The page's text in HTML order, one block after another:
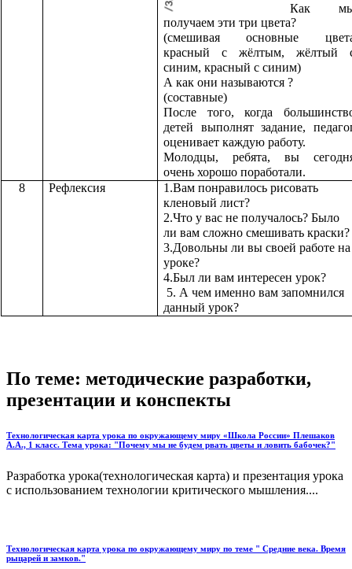
Как
получаем эти три цвета?
(смешивая основные
красный с жёлтым, жёлтый
синим, красный с синим)
А как они называются ?
(составные)
После того, когда
детей выполнят задание,
оценивает каждую работу.
Молодцы, ребята, вы
очень хорошо поработали.
8
Рефлексия
1.Вам понравилось рисовать
кленовый лист?
2.Что у вас не получалось? Было
ли вам сложно смешивать краски?
3.Довольны ли вы своей работе на
уроке?
4.Был ли вам интересен урок?
5. А чем именно вам запомнился
данный урок?
По теме: методические разработки,
презентации и конспекты
Технологическая карта урока по окружающему миру «Школа России» Плешаков
А.А., 1 класс. Тема урока: "Почему мы не будем рвать цветы и ловить бабочек?"
Разработка урока(технологическая карта) и презентация урока
с использованием технологии критического мышления....
Технологическая карта урока по окружающему миру по теме " Средние века. Время
рыцарей и замков."